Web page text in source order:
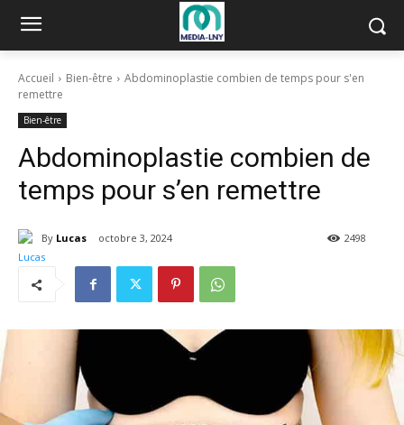
Accueil Bien-être
Abdominoplastie combien de temps pour s'en
remettre
Bien-être
Abdominoplastie combien de
temps pour s’en remettre
By Lucas octobre 3, 2024 2498